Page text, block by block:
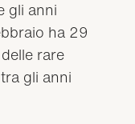
gli anni
ha 29
rare
gli anni